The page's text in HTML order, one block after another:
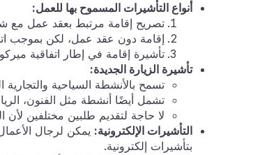
أنواع التأشيرات المسموح بها للعمل:
تصريح إقامة مرتبط بعقد عمل مع
إقامة دون عقد عمل، لكن بموجب
تأشيرة إقامة في إطار اتفاقية
تأشيرة الزيارة الجديدة:
تسمح بالأنشطة السياحية والتجارية
تشمل أيضًا أنشطة مثل الفنون،
لا حاجة لتقديم طلبين مختلفين
التأشيرات الإلكترونية: يمكن لرجال
بتأشيرات إلكترونية.